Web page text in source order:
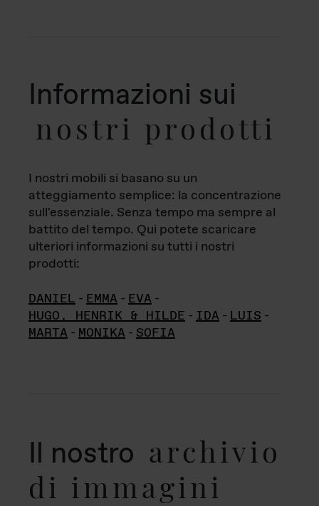
Informazioni sui
nostri prodotti
I nostri mobili si basano su un
atteggiamento semplice: la concentrazione
sull'essenziale. Senza tempo ma sempre al
battito del tempo. Qui potete scaricare
ulteriori informazioni su tutti i nostri
prodotti:
DANIEL - EMMA - EVA -
HUGO, HENRIK & HILDE - IDA - LUIS -
MARTA - MONIKA - SOFIA
Il nostro archivio
di immagini